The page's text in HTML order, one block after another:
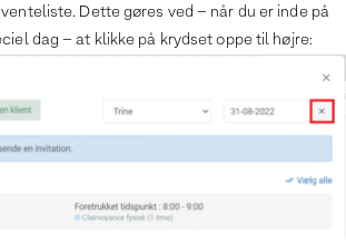
Dette gøres ved – når du er inde på
dag – at klikke på krydset oppe til højre: